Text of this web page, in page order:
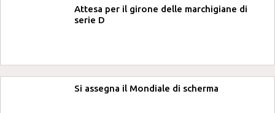
Attesa per il girone delle marchigiane di
serie D
Si assegna il Mondiale di scherma